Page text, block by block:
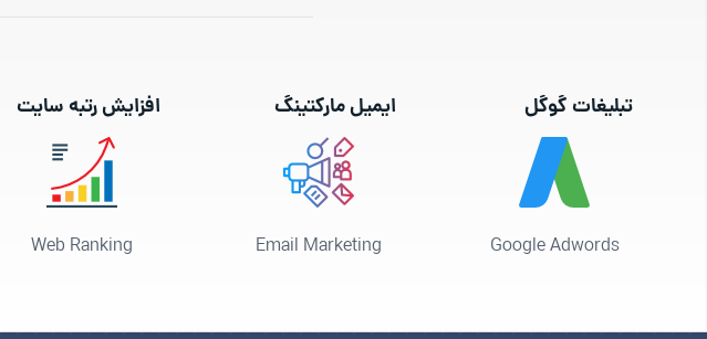
تبلیغات گوگل
Google Adwords
ایمیل مارکتینگ
Email Marketing
افزایش رتبه سایت
Web Ranking